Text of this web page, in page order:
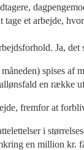
et arbejde,
Ja, det
spises
en
fremfor at
i
en million